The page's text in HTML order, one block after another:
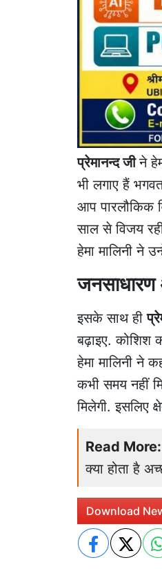
प्रेमानन्द जीने
भी लगाए हैं
आप पारलौकिक
साल से विजय
हेमा मालिनी ने
जनसाधारण
इसके साथ ही
बढ़ाइए. कोशिश
हेमा मालिनी ने
कभी समय नहीं
मिलेगी. इसलिए
Read More:
क्या होता है
Download